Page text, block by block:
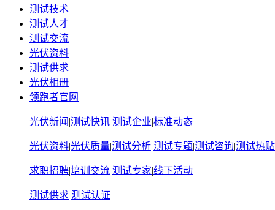
测试技术
测试人才
测试交流
光伏资料
测试供求
光伏相册
领跑者官网
光伏新闻 |测试快讯 测试企业|标准动态
光伏资料|光伏质量|测试分析 测试专题|测试咨询|测试热贴
求职招聘|培训交流 测试专家|线下活动
测试供求 测试认证